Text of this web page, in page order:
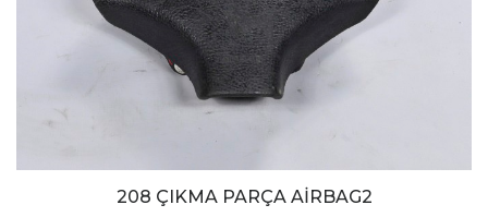
208 ÇIKMA PARÇA AİRBAG2